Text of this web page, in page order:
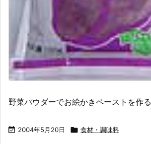
野菜パウダーでお絵かきペーストを作る
 2004年5月20日  食材・調味料